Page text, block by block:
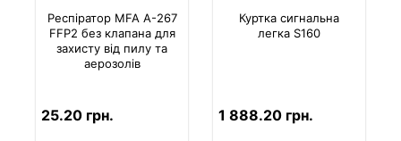
Респіратор MFA A-267
FFP2 без клапана для
захисту від пилу та
аерозолів
25.20 грн.
Куртка сигнальна
легка S160
1 888.20 грн.